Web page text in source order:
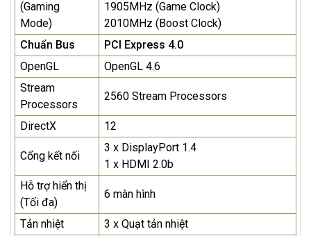
(Gaming
Mode)
1905MHz (Game Clock)
2010MHz (Boost Clock)
Chuẩn Bus
PCI Express 4.0
OpenGL
OpenGL 4.6
Stream
Processors
2560 Stream Processors
DirectX 12
Cổng kết nối
3 x DisplayPort 1.4
1 x HDMI 2.0b
Hỗ trợ hiển thị
(Tối đa)
6 màn hình
Tản nhiệt
3 x Quạt tản nhiệt